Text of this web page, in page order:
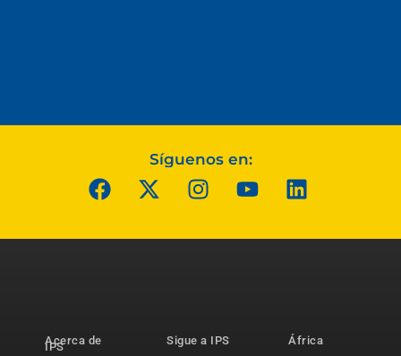
Síguenos en:
Acerca de
IPS
Sigue a IPS
África